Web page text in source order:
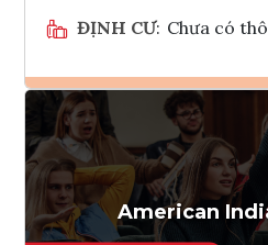
ĐỊNH CƯ: Chưa có
American